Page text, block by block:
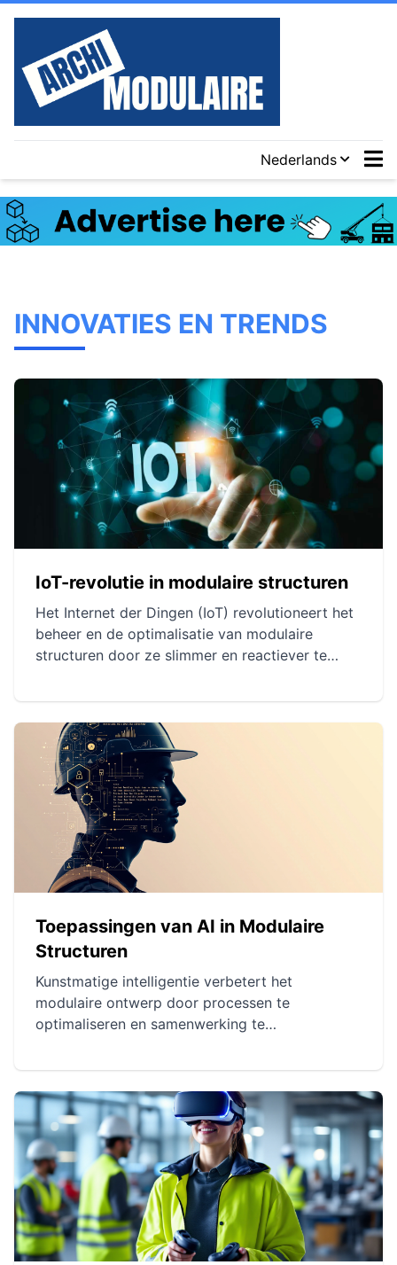
Nederlands
INNOVATIES EN TRENDS
IoT-revolutie in modulaire structuren
Het Internet der Dingen (IoT) revolutioneert het
beheer en de optimalisatie van modulaire
structuren door ze slimmer en reactiever te
effectief energie- en ruimtebeheer en
verbeteringen op het gebied van veiligheid.
Preventief onderhoud met IoT verlengt de
levensduur van structuren en optimaliseert
resourcegebruik.
Toepassingen van AI in Modulaire
Structuren
Kunstmatige intelligentie verbetert het
modulaire ontwerp door processen te
optimaliseren en samenwerking te
sleuteltool in de optimalisatie van
architectonische plannen, zorgt voor
efficiëntere en gepersonaliseerde ontwerpen. AI
speelt een cruciale rol in de materiaalkeuze,
maar ook in de innovatie en duurzaamheid van
projecten.